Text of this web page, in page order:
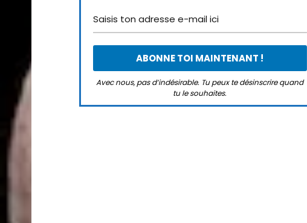
Avec nous, pas d’indésirable. Tu peux te désinscrire quand
tu le souhaites.